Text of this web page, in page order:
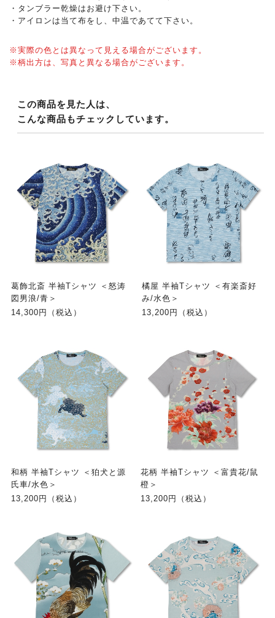
・タンブラー乾燥はお避け下さい。
・アイロンは当て布をし、中温であてて下さい。
※実際の色とは異なって見える場合がございます。
※柄出方は、写真と異なる場合がございます。
この商品を見た人は、
こんな商品もチェックしています。
葛飾北斎 半袖Tシャツ ＜怒涛
図男浪/青＞
14,300円（税込）
橘屋 半袖Tシャツ ＜有楽斎好
み/水色＞
13,200円（税込）
和柄 半袖Tシャツ ＜狛犬と源
氏車/水色＞
13,200円（税込）
花柄 半袖Tシャツ ＜富貴花/鼠
橙＞
13,200円（税込）